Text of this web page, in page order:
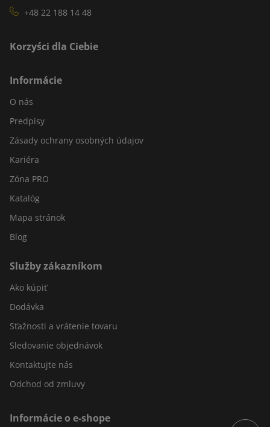
+48 22 188 14 48
Korzyści dla Ciebie
Informácie
O nás
Predpisy
Zásady ochrany osobných údajov
Kariéra
Zóna PRO
Katalóg
Mapa stránok
Blog
Služby zákazníkom
Ako kúpiť
Dodávka
Sťažnosti a vrátenie tovaru
Sledovanie objednávok
Kontaktujte nás
Odchod od zmluvy
Informácie o e-shope